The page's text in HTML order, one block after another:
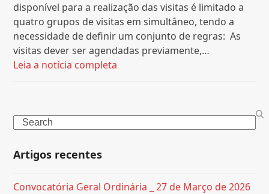
disponível para a realização das visitas é limitado a
quatro grupos de visitas em simultâneo, tendo a
necessidade de definir um conjunto de regras: As
visitas dever ser agendadas previamente,…
Leia a notícia completa
Search
Artigos recentes
Convocatória Geral Ordinária _ 27 de Março de 2026